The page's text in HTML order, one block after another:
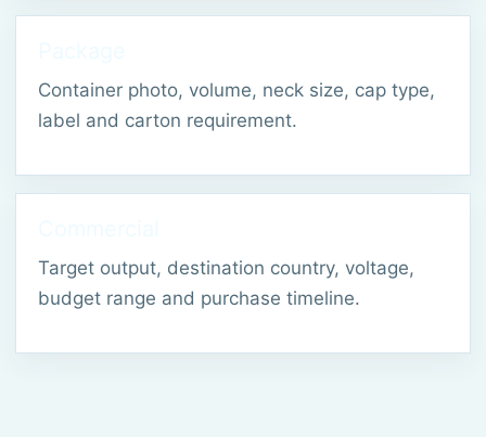
Container photo, volume, neck size, cap type,
label and carton requirement.
Target output, destination country, voltage,
budget range and purchase timeline.